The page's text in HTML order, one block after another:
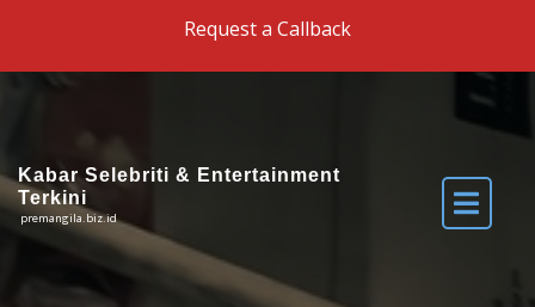
Request a Callback
Kabar Selebriti & Entertainment
Terkini
premangila.biz.id